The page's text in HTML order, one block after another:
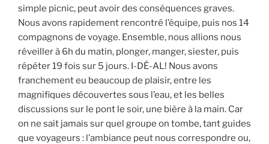
simple picnic, peut avoir des conséquences graves.
Nous avons rapidement rencontré l’équipe, puis nos 14
compagnons de voyage. Ensemble, nous allions nous
réveiller à 6h du matin, plonger, manger, siester, puis
répéter 19 fois sur 5 jours. I-DÉ-AL! Nous avons
franchement eu beaucoup de plaisir, entre les
magnifiques découvertes sous l’eau, et les belles
discussions sur le pont le soir, une bière à la main. Car
on ne sait jamais sur quel groupe on tombe, tant guides
que voyageurs : l’ambiance peut nous correspondre ou,